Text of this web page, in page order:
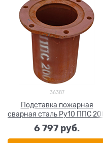
36387
Подставка пожарная
сварная сталь Ру10 ППС 200
6 797 руб.